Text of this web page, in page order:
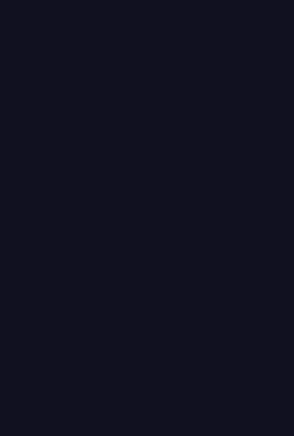
revolución
mejoras en eficiencia de hasta
en el sector